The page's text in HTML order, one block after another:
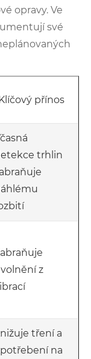
opravy. Ve
své
přínos
trhlin
z
tření a
na